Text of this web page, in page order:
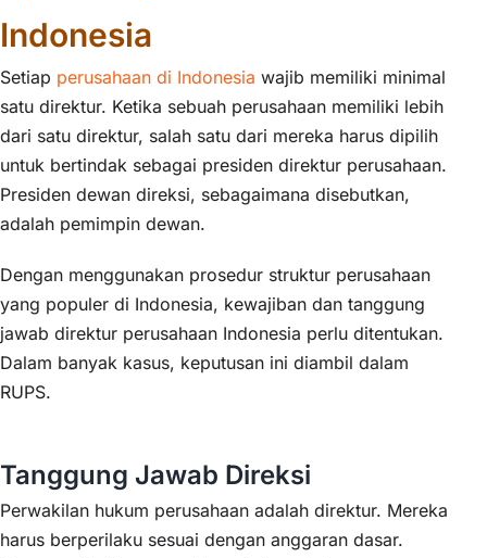
Indonesia
Setiap perusahaan di Indonesia wajib memiliki minimal
satu direktur. Ketika sebuah perusahaan memiliki lebih
dari satu direktur, salah satu dari mereka harus dipilih
untuk bertindak sebagai presiden direktur perusahaan.
Presiden dewan direksi, sebagaimana disebutkan,
adalah pemimpin dewan.
Dengan menggunakan prosedur struktur perusahaan
yang populer di Indonesia, kewajiban dan tanggung
jawab direktur perusahaan Indonesia perlu ditentukan.
Dalam banyak kasus, keputusan ini diambil dalam
RUPS.
Tanggung Jawab Direksi
Perwakilan hukum perusahaan adalah direktur. Mereka
harus berperilaku sesuai dengan anggaran dasar.